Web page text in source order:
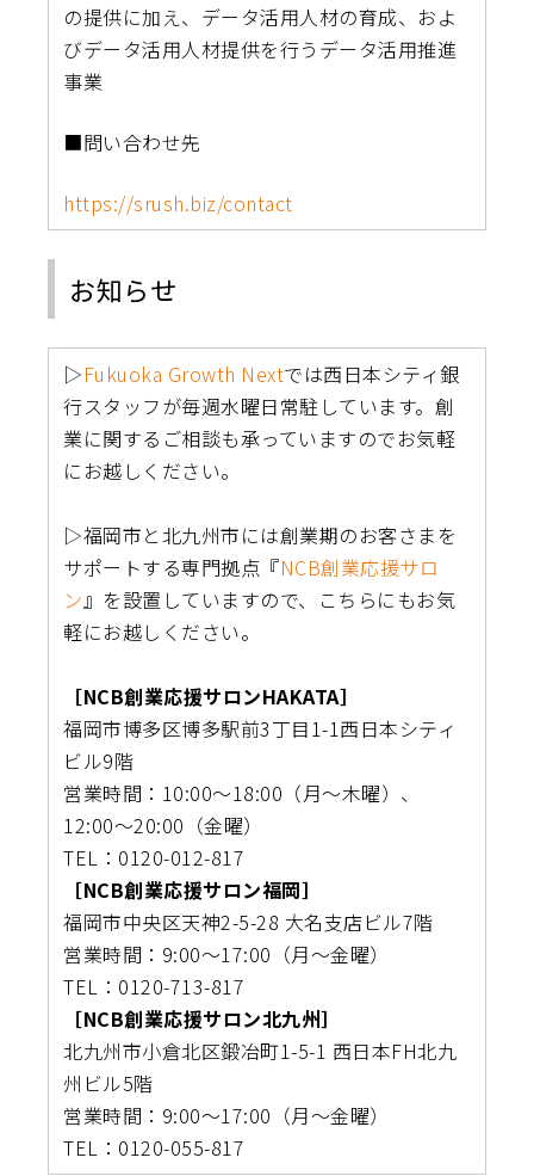
の提供に加え、データ活用人材の育成、およ
びデータ活用人材提供を行うデータ活用推進
事業
■問い合わせ先
https://srush.biz/contact
お知らせ
▷Fukuoka Growth Nextでは西日本シティ銀
行スタッフが毎週水曜日常駐しています。創
業に関するご相談も承っていますのでお気軽
にお越しください。
▷福岡市と北九州市には創業期のお客さまを
サポートする専門拠点『NCB創業応援サロ
ン』を設置していますので、こちらにもお気
軽にお越しください。
［NCB創業応援サロンHAKATA］
福岡市博多区博多駅前3丁目1-1西日本シティ
ビル9階
営業時間：10:00〜18:00（月〜木曜）、
12:00〜20:00（金曜）
TEL：0120-012-817
［NCB創業応援サロン福岡］
福岡市中央区天神2-5-28 大名支店ビル7階
営業時間：9:00～17:00（月〜金曜）
TEL：0120-713-817
［NCB創業応援サロン北九州］
北九州市小倉北区鍛冶町1-5-1 西日本FH北九
州ビル5階
営業時間：9:00～17:00（月〜金曜）
TEL：0120-055-817